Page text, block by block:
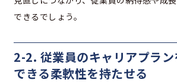
できるでしょう。
2-2. 従業員のキャリアプラ
できる柔軟性を持たせる